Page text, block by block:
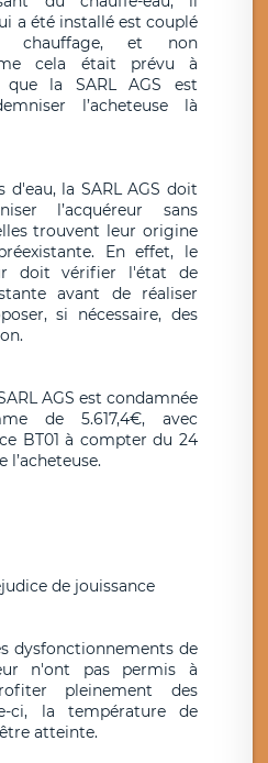
a été installé est couplé
chauffage, et non
cela était prévu à
la SARL AGS est
l’acheteuse là
d'eau, la SARL AGS doit
l’acquéreur sans
trouvent leur origine
En effet, le
doit vérifier l'état de
avant de réaliser
si nécessaire, des
AGS est condamnée
de 5.617,4€, avec
BT01 à compter du 24
l’acheteuse.
de jouissance
dysfonctionnements de
n'ont pas permis à
pleinement des
ci, la température de
atteinte.